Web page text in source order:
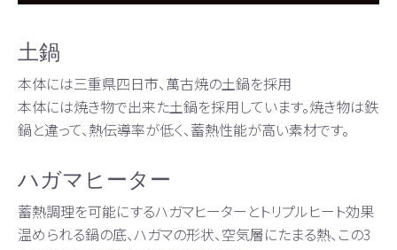
土鍋
本体には三重県四日市、萬古焼の土鍋を採用
本体には焼き物で出来た土鍋を採用しています。焼き物は鉄
鍋と違って、熱伝導率が低く、蓄熱性能が高い素材です。
ハガマヒーター
蓄熱調理を可能にするハガマヒーターとトリプルヒート効果
温められる鍋の底、ハガマの形状、空気層にたまる熱、この3